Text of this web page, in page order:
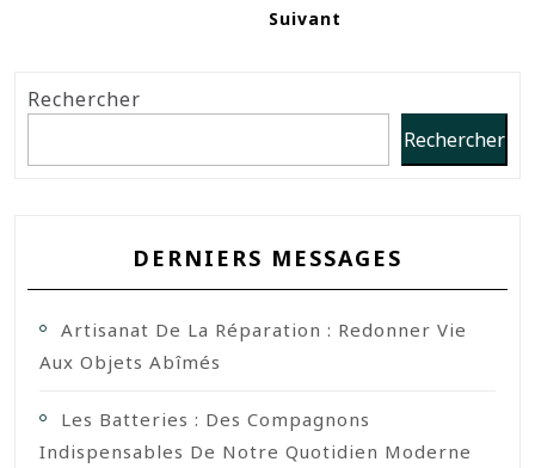
Suivant
Rechercher
Rechercher
DERNIERS MESSAGES
Artisanat De La Réparation : Redonner Vie
Aux Objets Abîmés
Les Batteries : Des Compagnons
Indispensables De Notre Quotidien Moderne